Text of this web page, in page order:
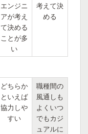
エンジニ
アが考え
て決める
ことが多
い
考えて決
める
どちらか
といえば
協力しや
すい
職種間の
風通しも
よくいつ
でもカジ
ュアルに